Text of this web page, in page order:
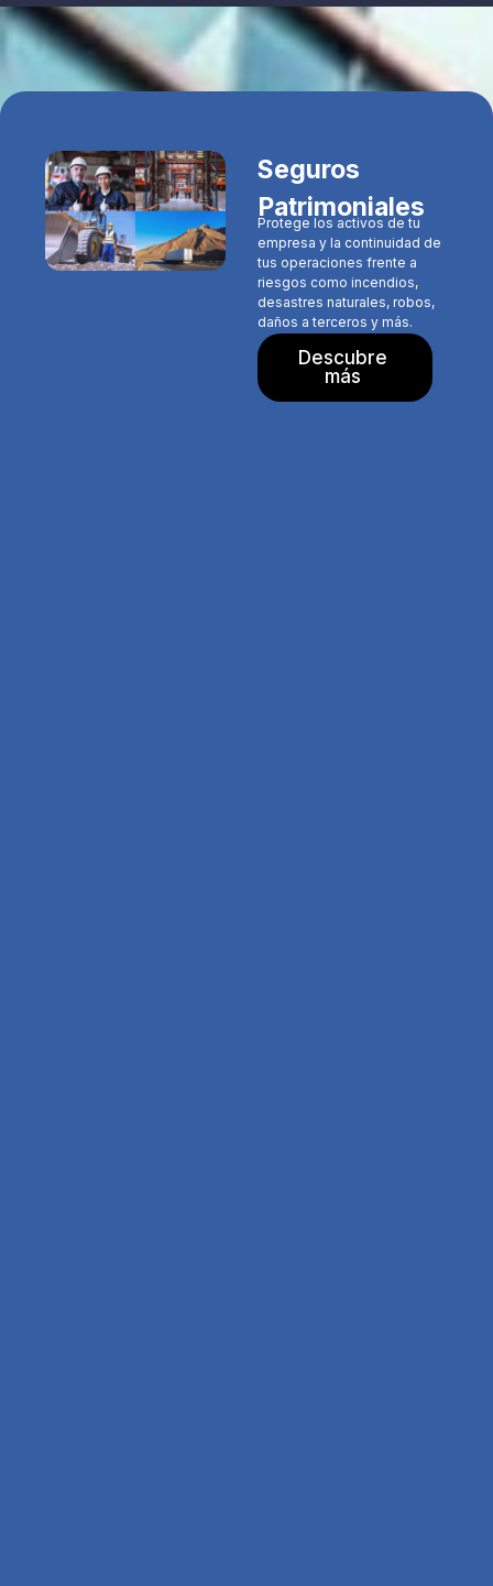
Seguros
Patrimoniales
Protege los activos de tu
empresa y la continuidad de
tus operaciones frente a
riesgos como incendios,
desastres naturales, robos,
daños a terceros y más.
Descubre
más